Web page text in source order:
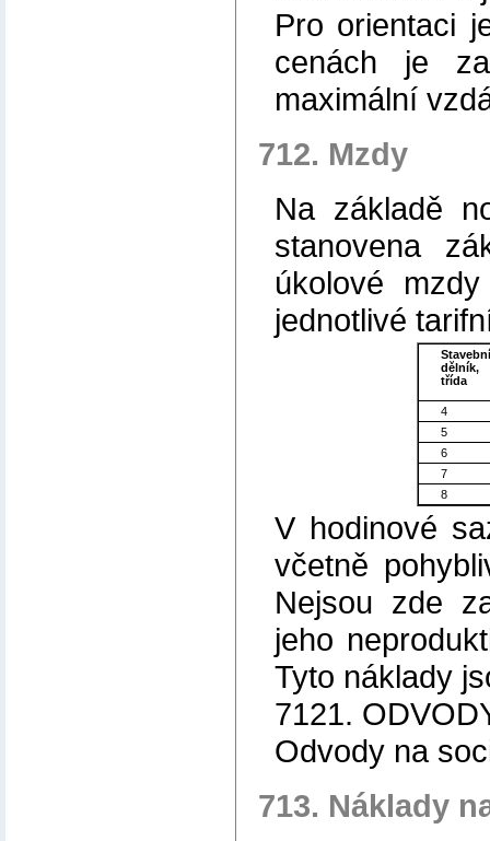
Pro orientaci
cenách je
maximální
712. Mzdy
Na základě
stanovena
úkolové
jednotlivé
Stavební
dělník,
třída
4
5
6
7
8
V hodinové
včetně
Nejsou zde
jeho
Tyto náklady
7121.
Odvody na
713. Náklady